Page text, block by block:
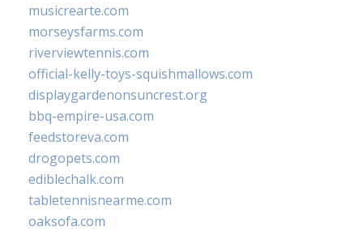
musicrearte.com
morseysfarms.com
riverviewtennis.com
official-kelly-toys-squishmallows.com
displaygardenonsuncrest.org
bbq-empire-usa.com
feedstoreva.com
drogopets.com
ediblechalk.com
tabletennisnearme.com
oaksofa.com